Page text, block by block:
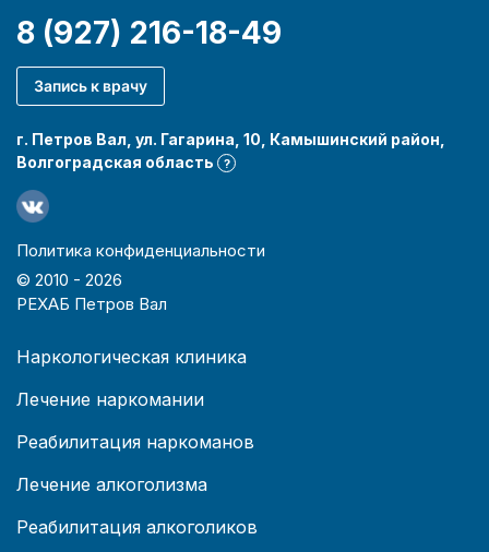
8 (927) 216-18-49
Запись к врачу
г. Петров Вал, ул. Гагарина, 10, Камышинский район,
Волгоградская область
?
Политика конфиденциальности
© 2010 - 2026
РЕХАБ Петров Вал
Наркологическая клиника
Лечение наркомании
Реабилитация наркоманов
Лечение алкоголизма
Реабилитация алкоголиков